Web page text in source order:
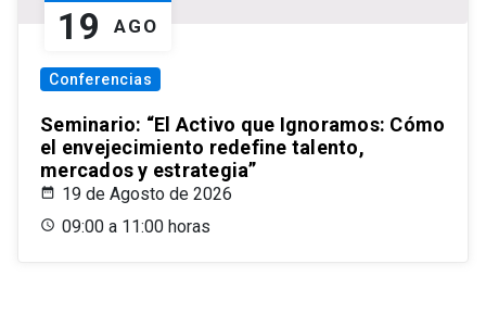
19 AGO
Conferencias
Seminario: “El Activo que Ignoramos: Cómo
el envejecimiento redefine talento,
mercados y estrategia”
19 de Agosto de 2026
09:00 a 11:00 horas